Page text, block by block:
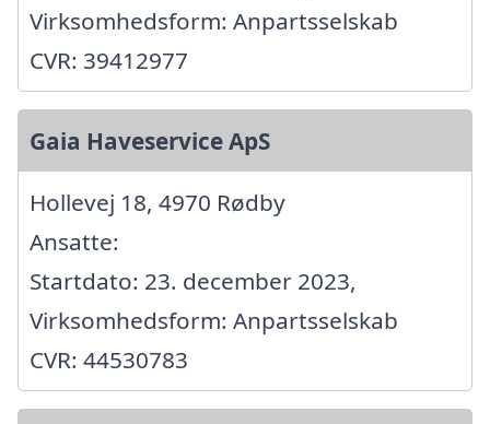
Virksomhedsform: Anpartsselskab
CVR: 39412977
Gaia Haveservice ApS
Hollevej 18, 4970 Rødby
Ansatte:
Startdato: 23. december 2023,
Virksomhedsform: Anpartsselskab
CVR: 44530783